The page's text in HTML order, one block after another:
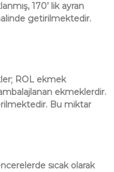
170’ lik ayran
getirilmektedir.
ROL ekmek
ekmeklerdir.
Bu miktar
sıcak olarak